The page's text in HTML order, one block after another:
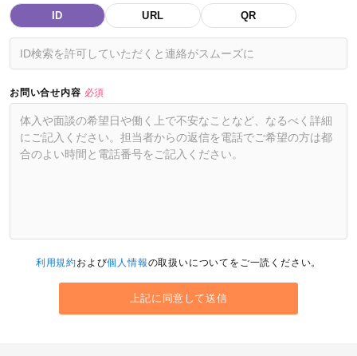
ID URL QR
お問い合せ内容 必須
利用規約および個人情報の取扱いについてをご一読ください。